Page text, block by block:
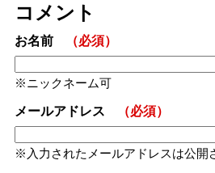
コメント
お名前 （必須）
ニックネーム可
メールアドレス （必須）
入力されたメールアドレスは公開